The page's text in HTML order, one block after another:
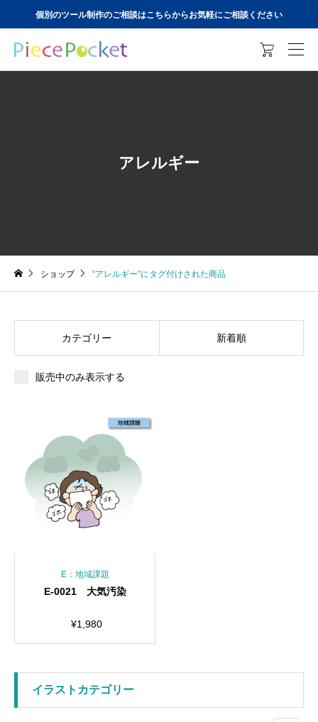
個別のツール制作のご相談はこちらからお気軽にご相談ください

アレルギー
ショップ “アレルギー”にタグ付けされた商品
カテゴリー 新着順
販売中のみ表示する
E：地域課題
E-0021 大気汚染
¥1,980
イラストカテゴリー